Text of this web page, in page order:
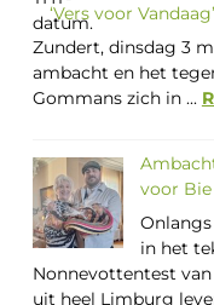
‘Vers voor
Zundert, dinsdag 3
ambacht en het
Gommans zich in ...
voor
in het
Nonnevottentest
uit heel Limburg